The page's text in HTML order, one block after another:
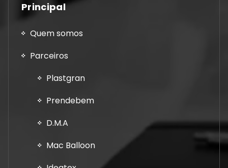
Principal
Quem somos
Parceiros
Plastgran
Prendebem
D.M.A
Mac Balloon